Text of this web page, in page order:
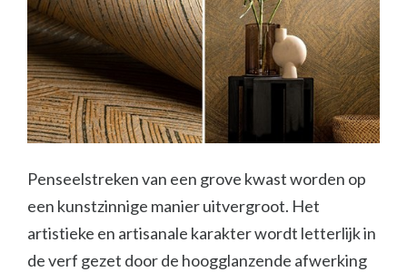
Penseelstreken van een grove kwast worden op
een kunstzinnige manier uitvergroot. Het
artistieke en artisanale karakter wordt letterlijk in
de verf gezet door de hoogglanzende afwerking